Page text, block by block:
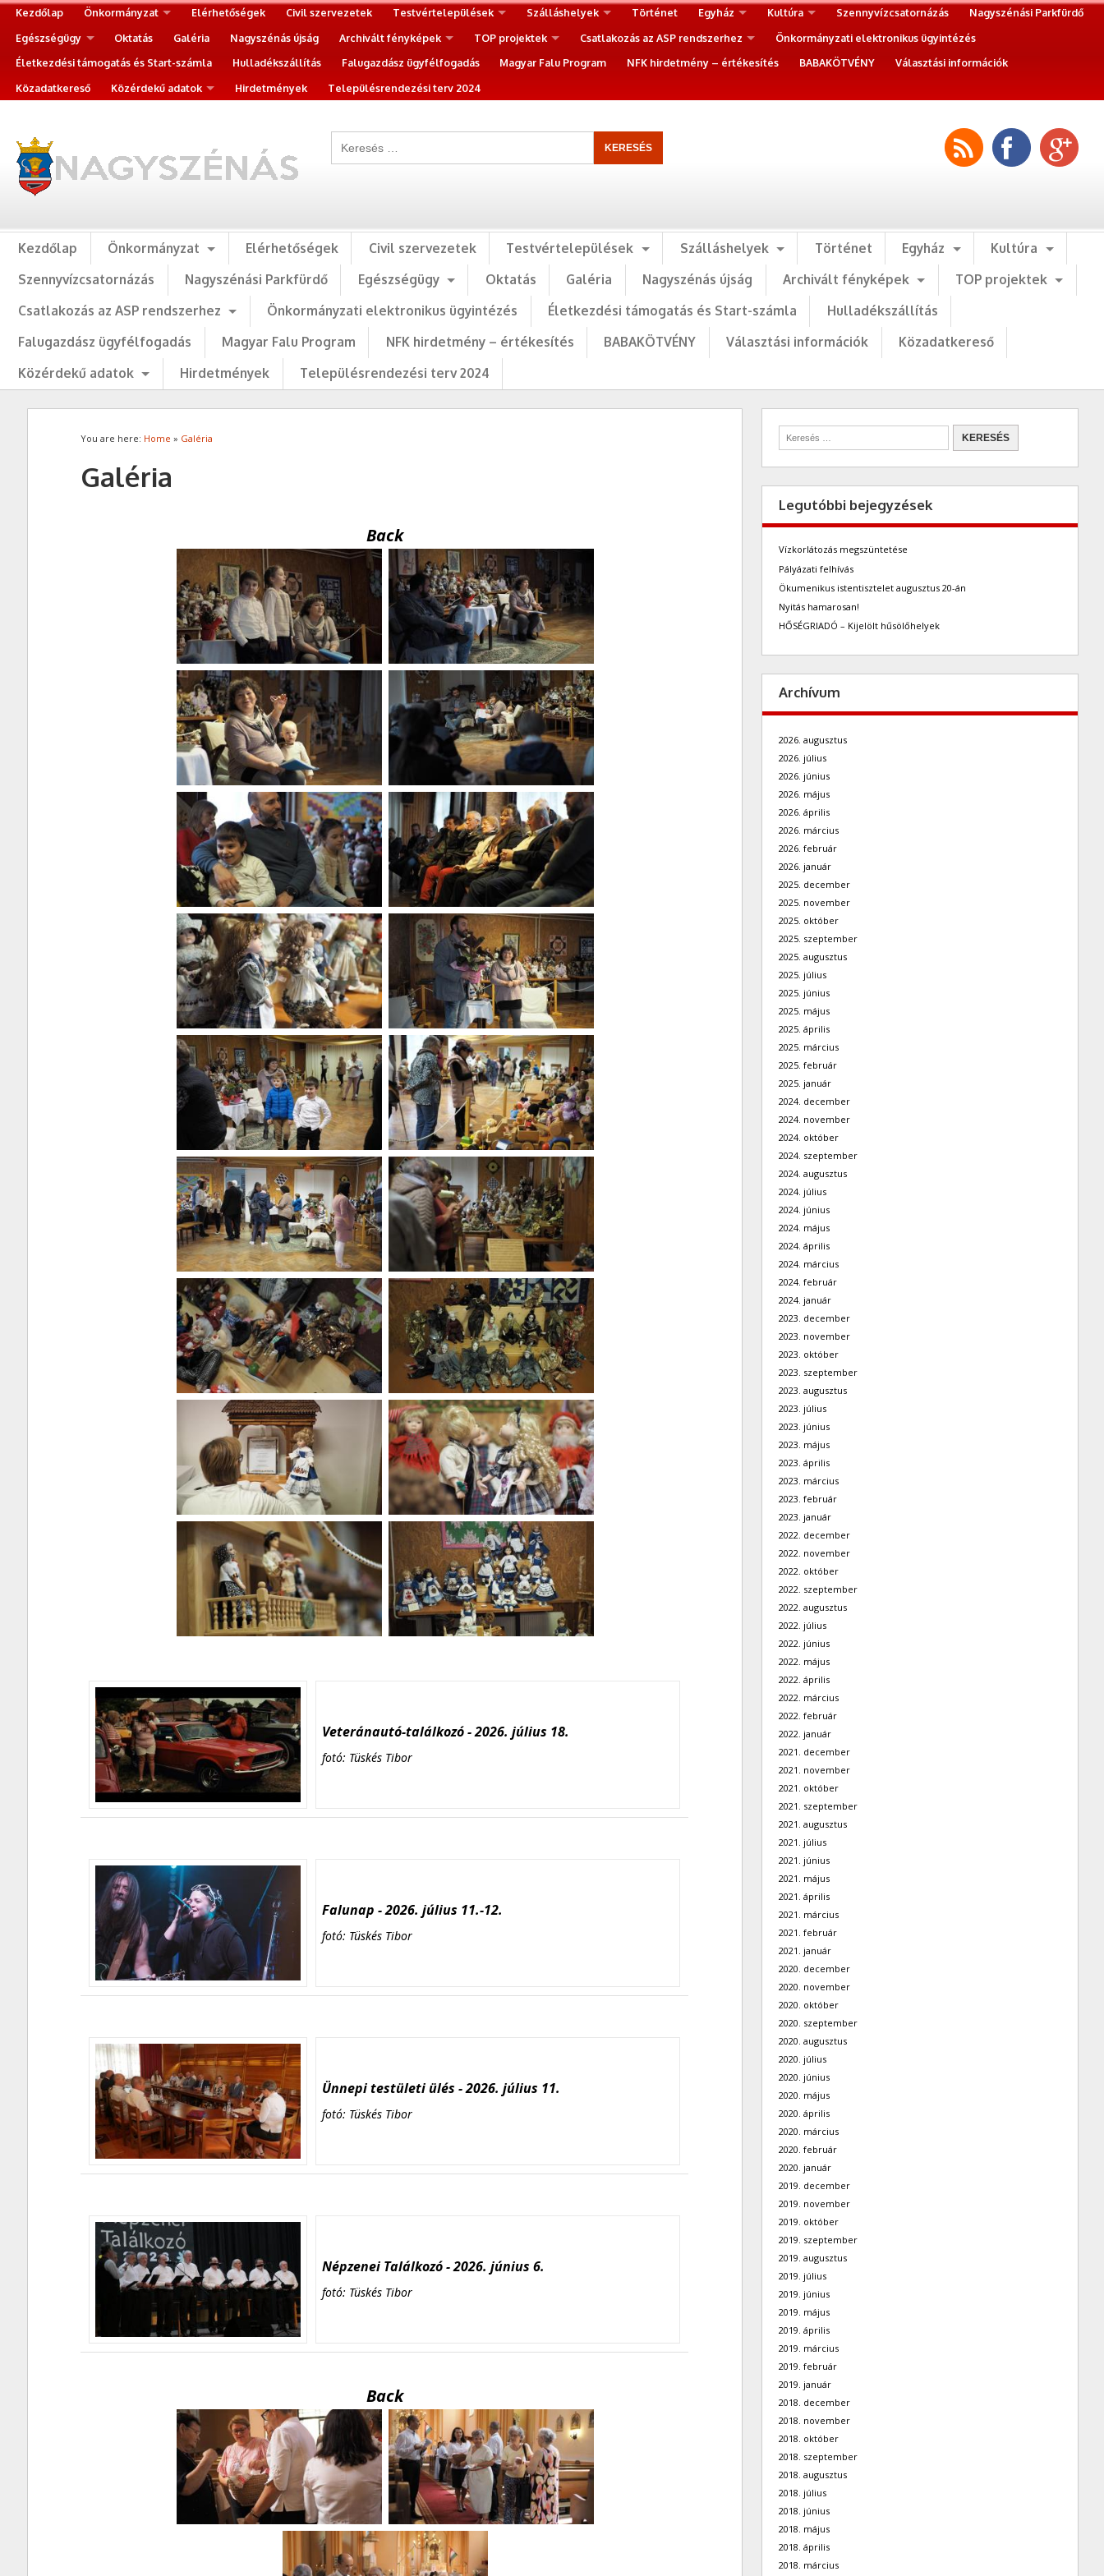
Kezdőlap Önkormányzat Elérhetőségek Civil szervezetek Testvértelepülések Szálláshelyek Történet Egyház Kultúra Szennyvízcsatornázás
Nagyszénási Parkfürdő
Egészségügy
Oktatás Galéria Nagyszénás újság Archivált fényképek TOP projektek Csatlakozás az ASP rendszerhez
Önkormányzati elektronikus ügyintézés
Életkezdési támogatás és Start-számla
Hulladékszállítás Falugazdász ügyfélfogadás Magyar Falu Program NFK hirdetmény – értékesítés BABAKÖTVÉNY
Választási információk
Közadatkereső
Közérdekű adatok Hirdetmények Településrendezési terv 2024
Kezdőlap Önkormányzat Elérhetőségek Civil szervezetek Testvértelepülések Szálláshelyek Történet Egyház
Kultúra
Szennyvízcsatornázás
Nagyszénási Parkfürdő Egészségügy Oktatás Galéria Nagyszénás újság Archivált fényképek
TOP projektek
Csatlakozás az ASP rendszerhez
Önkormányzati elektronikus ügyintézés Életkezdési támogatás és Start-számla
Hulladékszállítás
Falugazdász ügyfélfogadás
Magyar Falu Program NFK hirdetmény – értékesítés BABAKÖTVÉNY Választási információk
Közadatkereső
Közérdekű adatok
Hirdetmények Településrendezési terv 2024
You are here: Home » Galéria
Galéria
Back
Veteránautó-találkozó - 2026. július 18.
fotó: Tüskés Tibor
Falunap - 2026. július 11.-12.
fotó: Tüskés Tibor
Ünnepi testületi ülés - 2026. július 11.
fotó: Tüskés Tibor
Népzenei Találkozó - 2026. június 6.
fotó: Tüskés Tibor
Back
Legutóbbi bejegyzések
Vízkorlátozás megszüntetése
Pályázati felhívás
Ökumenikus istentisztelet augusztus 20-án
Nyitás hamarosan!
HŐSÉGRIADÓ – Kijelölt hűsölőhelyek
Archívum
2026. augusztus
2026. július
2026. június
2026. május
2026. április
2026. március
2026. február
2026. január
2025. december
2025. november
2025. október
2025. szeptember
2025. augusztus
2025. július
2025. június
2025. május
2025. április
2025. március
2025. február
2025. január
2024. december
2024. november
2024. október
2024. szeptember
2024. augusztus
2024. július
2024. június
2024. május
2024. április
2024. március
2024. február
2024. január
2023. december
2023. november
2023. október
2023. szeptember
2023. augusztus
2023. július
2023. június
2023. május
2023. április
2023. március
2023. február
2023. január
2022. december
2022. november
2022. október
2022. szeptember
2022. augusztus
2022. július
2022. június
2022. május
2022. április
2022. március
2022. február
2022. január
2021. december
2021. november
2021. október
2021. szeptember
2021. augusztus
2021. július
2021. június
2021. május
2021. április
2021. március
2021. február
2021. január
2020. december
2020. november
2020. október
2020. szeptember
2020. augusztus
2020. július
2020. június
2020. május
2020. április
2020. március
2020. február
2020. január
2019. december
2019. november
2019. október
2019. szeptember
2019. augusztus
2019. július
2019. június
2019. május
2019. április
2019. március
2019. február
2019. január
2018. december
2018. november
2018. október
2018. szeptember
2018. augusztus
2018. július
2018. június
2018. május
2018. április
2018. március